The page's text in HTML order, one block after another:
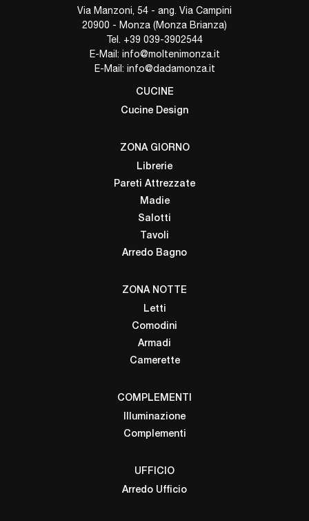
Via Manzoni, 54 - ang. Via Campini
20900 - Monza (Monza Brianza)
Tel. +39 039-3902544
E-Mail: info@moltenimonza.it
E-Mail: info@dadamonza.it
CUCINE
Cucine Design
ZONA GIORNO
Librerie
Pareti Attrezzate
Madie
Salotti
Tavoli
Arredo Bagno
ZONA NOTTE
Letti
Comodini
Armadi
Camerette
COMPLEMENTI
Illuminazione
Complementi
UFFICIO
Arredo Ufficio